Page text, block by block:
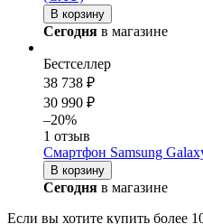
В корзину
Сегодня в магазине
Бестселлер
38 738 ₽
30 990 ₽
–20%
1 отзыв
Смартфон Samsung
В корзину
Сегодня в магазине
Если вы хотите купить более